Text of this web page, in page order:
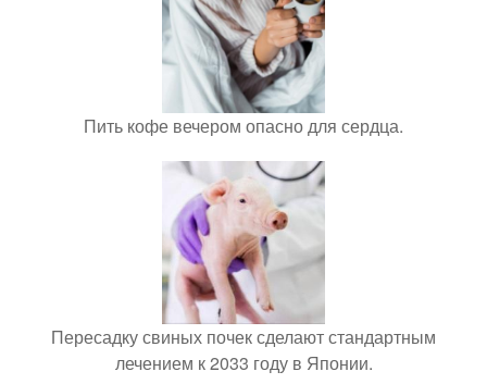
Пить кофе вечером опасно для сердца.
Пересадку свиных почек сделают стандартным
лечением к 2033 году в Японии.